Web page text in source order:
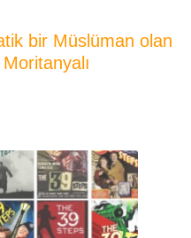
bir Müslüman olan